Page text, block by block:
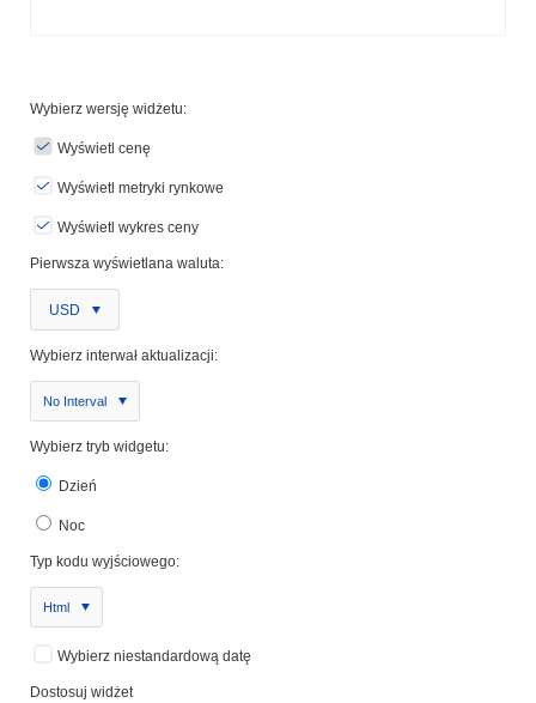
Wybierz wersję widżetu:
Wyświetl cenę
Wyświetl metryki rynkowe
Wyświetl wykres ceny
Pierwsza wyświetlana waluta:
USD
Wybierz interwał aktualizacji:
No Interval
Wybierz tryb widgetu:
Dzień
Noc
Typ kodu wyjściowego:
Html
Wybierz niestandardową datę
Dostosuj widżet